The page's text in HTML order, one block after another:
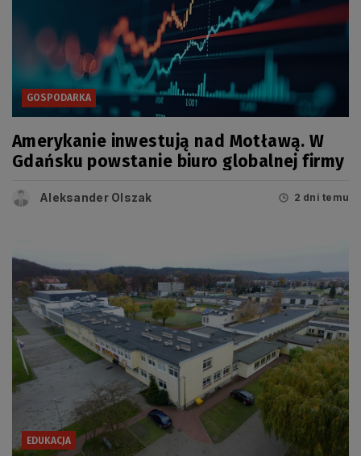
GOSPODARKA
Amerykanie inwestują nad Motławą. W
Gdańsku powstanie biuro globalnej firmy
Aleksander Olszak 2 dni temu
EDUKACJA